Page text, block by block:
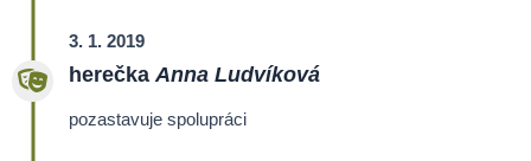
3. 1. 2019
herečka Anna Ludvíková
pozastavuje spolupráci